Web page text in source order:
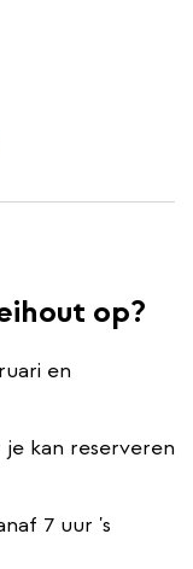
op?
en
kan reserveren
7 uur 's